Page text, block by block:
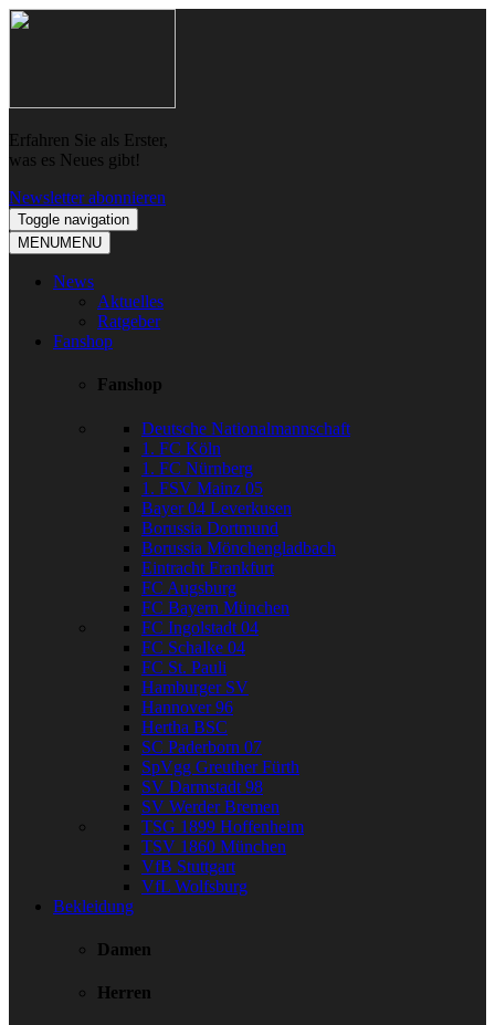
Skip
Skip
Erfahren Sie als Erster,
was es Neues gibt!
Newsletter abonnieren
Toggle navigation
MENUMENU
News
Aktuelles
Ratgeber
Fanshop
Fanshop
Deutsche Nationalmannschaft
1. FC Köln
1. FC Nürnberg
1. FSV Mainz 05
Bayer 04 Leverkusen
Borussia Dortmund
Borussia Mönchengladbach
Eintracht Frankfurt
FC Augsburg
FC Bayern München
FC Ingolstadt 04
FC Schalke 04
FC St. Pauli
Hamburger SV
Hannover 96
Hertha BSC
SC Paderborn 07
SpVgg Greuther Fürth
SV Darmstadt 98
SV Werder Bremen
TSG 1899 Hoffenheim
TSV 1860 München
VfB Stuttgart
VfL Wolfsburg
Bekleidung
Damen
Herren